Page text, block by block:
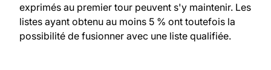
exprimés au premier tour peuvent s'y maintenir. Les
listes ayant obtenu au moins 5 % ont toutefois la
possibilité de fusionner avec une liste qualifiée.